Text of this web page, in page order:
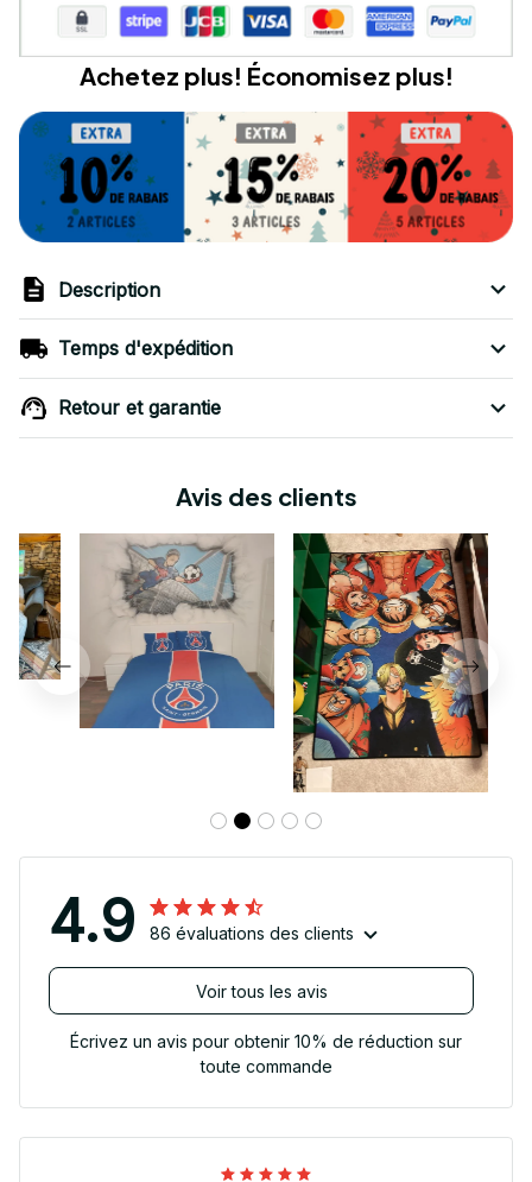
Achetez plus! Économisez plus!
Description
Temps d'expédition
Retour et garantie
Avis des clients
4.9 86 évaluations des clients
Voir tous les avis
Écrivez un avis pour obtenir 10% de réduction sur
toute commande